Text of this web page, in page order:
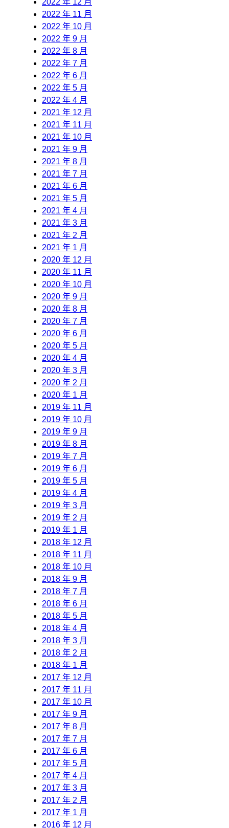
2022 年 11 月
2022 年 10 月
2022 年 9 月
2022 年 8 月
2022 年 7 月
2022 年 6 月
2022 年 5 月
2022 年 4 月
2021 年 12 月
2021 年 11 月
2021 年 10 月
2021 年 9 月
2021 年 8 月
2021 年 7 月
2021 年 6 月
2021 年 5 月
2021 年 4 月
2021 年 3 月
2021 年 2 月
2021 年 1 月
2020 年 12 月
2020 年 11 月
2020 年 10 月
2020 年 9 月
2020 年 8 月
2020 年 7 月
2020 年 6 月
2020 年 5 月
2020 年 4 月
2020 年 3 月
2020 年 2 月
2020 年 1 月
2019 年 11 月
2019 年 10 月
2019 年 9 月
2019 年 8 月
2019 年 7 月
2019 年 6 月
2019 年 5 月
2019 年 4 月
2019 年 3 月
2019 年 2 月
2019 年 1 月
2018 年 12 月
2018 年 11 月
2018 年 10 月
2018 年 9 月
2018 年 7 月
2018 年 6 月
2018 年 5 月
2018 年 4 月
2018 年 3 月
2018 年 2 月
2018 年 1 月
2017 年 12 月
2017 年 11 月
2017 年 10 月
2017 年 9 月
2017 年 8 月
2017 年 7 月
2017 年 6 月
2017 年 5 月
2017 年 4 月
2017 年 3 月
2017 年 2 月
2017 年 1 月
2016 年 12 月